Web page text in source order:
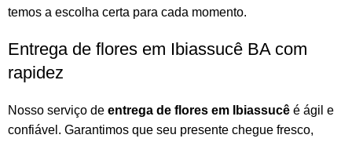
temos a escolha certa para cada momento.
Entrega de flores em Ibiassucê BA com
rapidez
Nosso serviço de entrega de flores em Ibiassucê é ágil e
confiável. Garantimos que seu presente chegue fresco,